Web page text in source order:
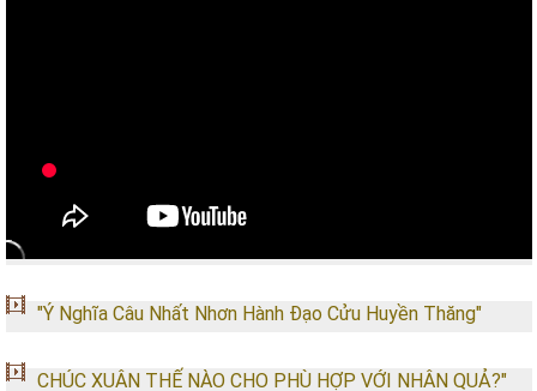
"Ý Nghĩa Câu Nhất Nhơn Hành Đạo Cửu Huyền Thăng"
CHÚC XUÂN THẾ NÀO CHO PHÙ HỢP VỚI NHÂN QUẢ?"